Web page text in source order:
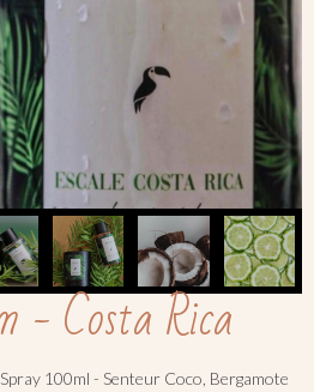
- Costa Rica
100ml - Senteur Coco, Bergamote